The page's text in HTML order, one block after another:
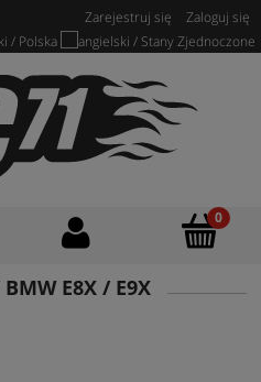
Zarejestruj się Zaloguj się
BMW E8X / E9X